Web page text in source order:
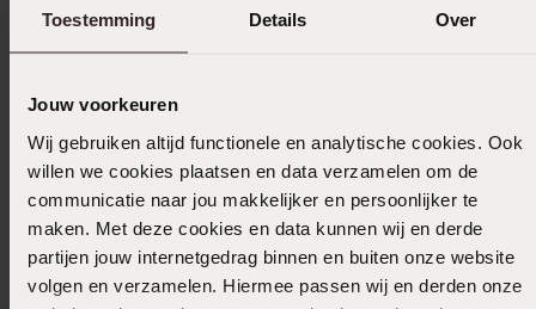
Toestemming Details Over
Jouw voorkeuren
Wij gebruiken altijd functionele en analytische cookies. Ook
willen we cookies plaatsen en data verzamelen om de
communicatie naar jou makkelijker en persoonlijker te
maken. Met deze cookies en data kunnen wij en derde
partijen jouw internetgedrag binnen en buiten onze website
volgen en verzamelen. Hiermee passen wij en derden onze
Ook leuk voor jou